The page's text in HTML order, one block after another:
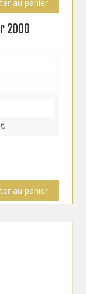
au panier
2000
€
au panier